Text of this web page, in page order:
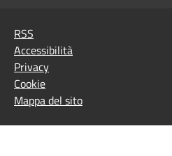
RSS
Accessibilità
Privacy
Cookie
Mappa del sito